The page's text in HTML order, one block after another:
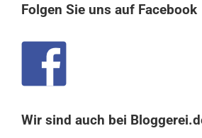
Folgen Sie uns auf Facebook
Wir sind auch bei